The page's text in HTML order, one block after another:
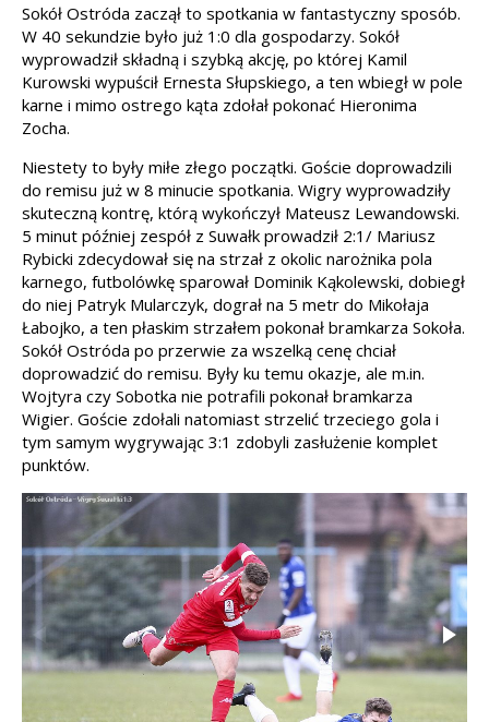
Sokół Ostróda zaczął to spotkania w fantastyczny sposób.
W 40 sekundzie było już 1:0 dla gospodarzy. Sokół
wyprowadził składną i szybką akcję, po której Kamil
Kurowski wypuścił Ernesta Słupskiego, a ten wbiegł w pole
karne i mimo ostrego kąta zdołał pokonać Hieronima
Zocha.
Niestety to były miłe złego początki. Goście doprowadzili
do remisu już w 8 minucie spotkania. Wigry wyprowadziły
skuteczną kontrę, którą wykończył Mateusz Lewandowski.
5 minut później zespół z Suwałk prowadził 2:1/ Mariusz
Rybicki zdecydował się na strzał z okolic narożnika pola
karnego, futbolówkę sparował Dominik Kąkolewski, dobiegł
do niej Patryk Mularczyk, dograł na 5 metr do Mikołaja
Łabojko, a ten płaskim strzałem pokonał bramkarza Sokoła.
Sokół Ostróda po przerwie za wszelką cenę chciał
doprowadzić do remisu. Były ku temu okazje, ale m.in.
Wojtyra czy Sobotka nie potrafili pokonał bramkarza
Wigier. Goście zdołali natomiast strzelić trzeciego gola i
tym samym wygrywając 3:1 zdobyli zasłużenie komplet
punktów.